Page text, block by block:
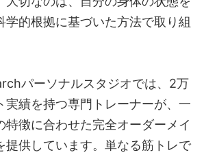
学的根拠に基づいた方法で取り組
パーソナルスタジオでは、2万
実績を持つ専門トレーナーが、一
特徴に合わせた完全オーダーメイ
提供しています。単なる筋トレで